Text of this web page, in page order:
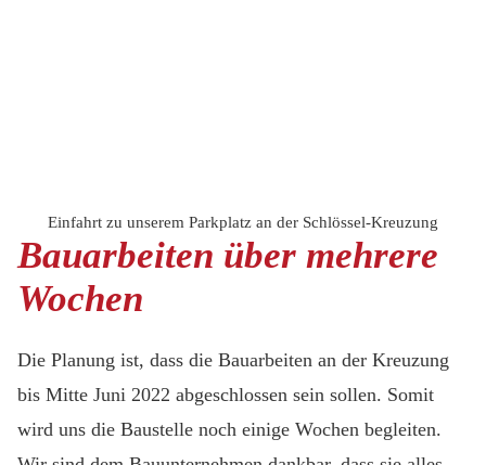
Einfahrt zu unserem Parkplatz an der Schlössel-Kreuzung
Bauarbeiten über mehrere
Wochen
Die Planung ist, dass die Bauarbeiten an der Kreuzung
bis Mitte Juni 2022 abgeschlossen sein sollen. Somit
wird uns die Baustelle noch einige Wochen begleiten.